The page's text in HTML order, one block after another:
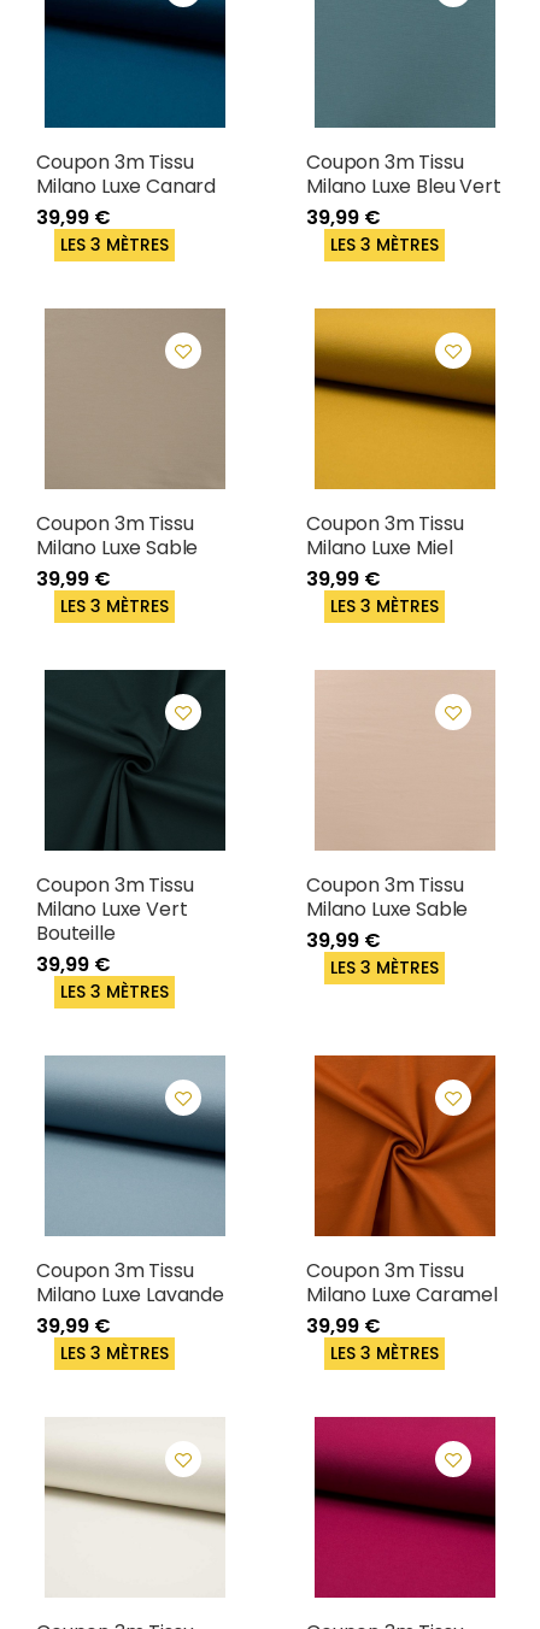
Coupon 3m Tissu
Milano Luxe Canard
39,99 €
LES 3 MÈTRES
Coupon 3m Tissu
Milano Luxe Bleu Vert
39,99 €
LES 3 MÈTRES
Coupon 3m Tissu
Milano Luxe Sable
39,99 €
LES 3 MÈTRES
Coupon 3m Tissu
Milano Luxe Miel
39,99 €
LES 3 MÈTRES
Coupon 3m Tissu
Milano Luxe Vert
Bouteille
39,99 €
LES 3 MÈTRES
Coupon 3m Tissu
Milano Luxe Sable
39,99 €
LES 3 MÈTRES
Coupon 3m Tissu
Milano Luxe Lavande
39,99 €
LES 3 MÈTRES
Coupon 3m Tissu
Milano Luxe Caramel
39,99 €
LES 3 MÈTRES